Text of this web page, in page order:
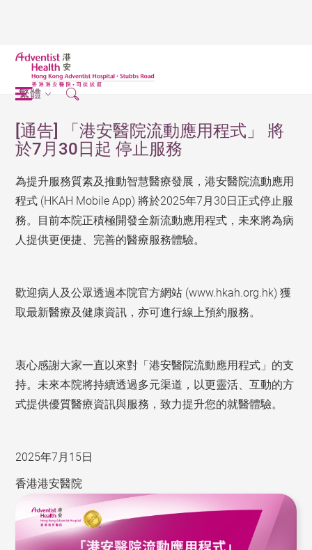
繁體
[通告] 「港安醫院流動應用程式」 將
於7月30日起 停止服務
為提升服務質素及推動智慧醫療發展，港安醫院流動應用
程式 (HKAH Mobile App) 將於2025年7月30日正式停止服
務。 目前本院正積極開發全新流動應用程式，未來將為病
人提供更便捷、完善的醫療服務體驗。
歡迎病人及公眾透過本院官方網站 (www.hkah.org.hk) 獲
取最新醫療及健康資訊，亦可進行線上預約服務。
衷心感謝大家一直以來對「港安醫院流動應用程式」的支
持。未來本院將持續透過多元渠道，以更靈活、互動的方
式提供優質醫療資訊與服務，致力提升您的就醫體驗。
2025年7月15日
香港港安醫院